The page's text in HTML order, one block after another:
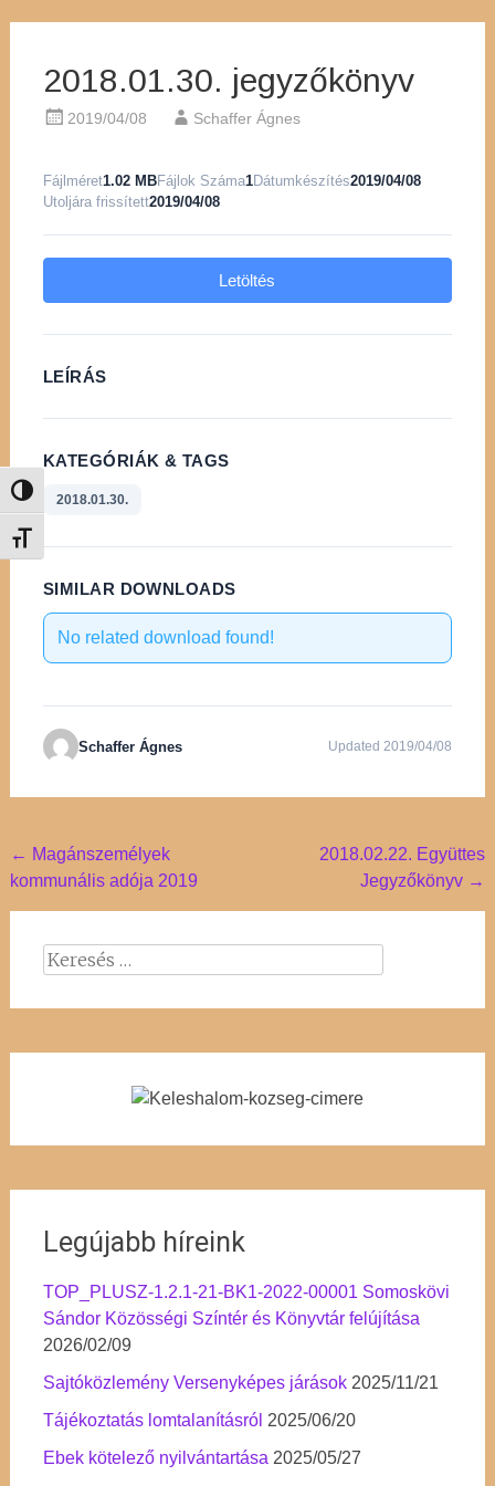
Nagy kontraszt váltása
Betűméret váltása
2018.01.30. jegyzőkönyv
2019/04/08 Schaffer Ágnes
Fájlméret1.02 MBFájlok Száma1Dátumkészítés2019/04/08
Utoljára frissített2019/04/08
Letöltés
LEÍRÁS
KATEGÓRIÁK & TAGS
2018.01.30.
SIMILAR DOWNLOADS
No related download found!
Schaffer Ágnes Updated 2019/04/08
Post
navigation
← Magánszemélyek
kommunális adója 2019
2018.02.22. Együttes
Jegyzőkönyv →
Keresés:
Legújabb híreink
TOP_PLUSZ-1.2.1-21-BK1-2022-00001 Somoskövi
Sándor Közösségi Színtér és Könyvtár felújítása
2026/02/09
Sajtóközlemény Versenyképes járások 2025/11/21
Tájékoztatás lomtalanításról 2025/06/20
Ebek kötelező nyilvántartása 2025/05/27